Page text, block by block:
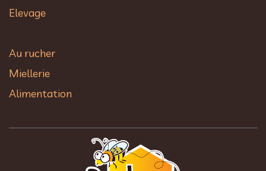
Elevage
Au rucher​
Miellerie
Alimentation